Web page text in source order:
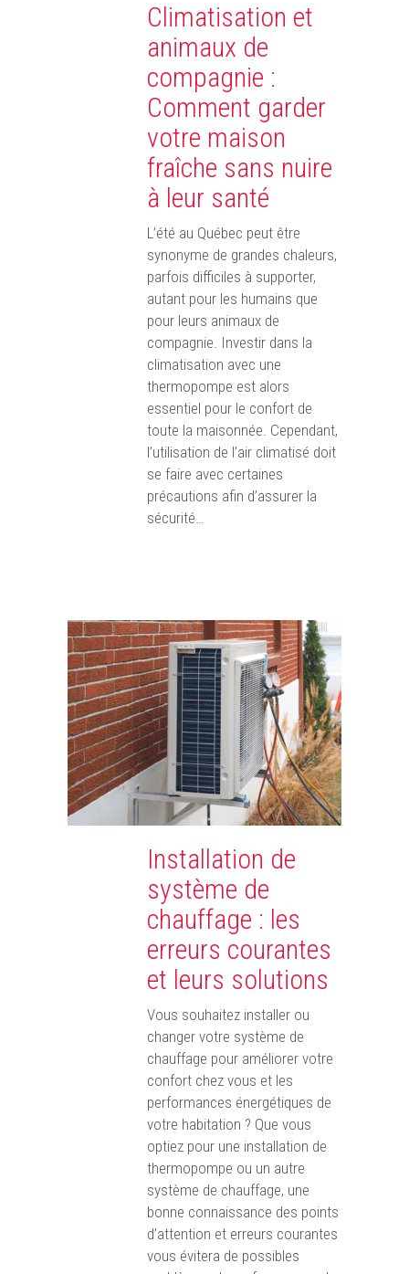
Climatisation et
animaux de
compagnie :
Comment garder
votre maison
fraîche sans nuire
à leur santé
L’été au Québec peut être
synonyme de grandes chaleurs,
parfois difficiles à supporter,
autant pour les humains que
pour leurs animaux de
compagnie. Investir dans la
climatisation avec une
thermopompe est alors
essentiel pour le confort de
toute la maisonnée. Cependant,
l’utilisation de l’air climatisé doit
se faire avec certaines
précautions afin d’assurer la
sécurité…
Installation de
système de
chauffage : les
erreurs courantes
et leurs solutions
Vous souhaitez installer ou
changer votre système de
chauffage pour améliorer votre
confort chez vous et les
performances énergétiques de
votre habitation ? Que vous
optiez pour une installation de
thermopompe ou un autre
système de chauffage, une
bonne connaissance des points
d’attention et erreurs courantes
vous évitera de possibles